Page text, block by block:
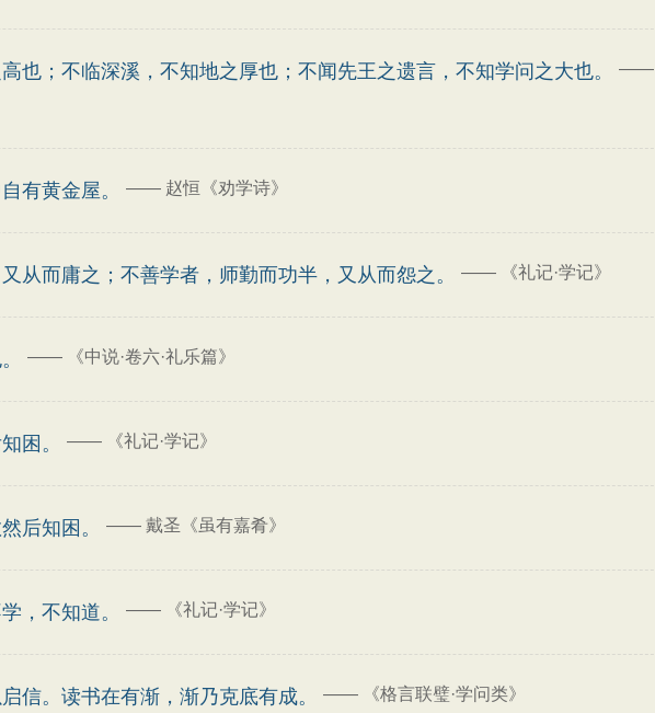
也；不临深溪，不知地之厚也；不闻先王之遗言，不知学问之大也。 ——
有黄金屋。 —— 赵恒《劝学诗》
从而庸之；不善学者，师勤而功半，又从而怨之。 —— 《礼记·学记》
—— 《中说·卷六·礼乐篇》
困。 —— 《礼记·学记》
后知困。 —— 戴圣《虽有嘉肴》
，不知道。 —— 《礼记·学记》
信。读书在有渐，渐乃克底有成。 —— 《格言联璧·学问类》